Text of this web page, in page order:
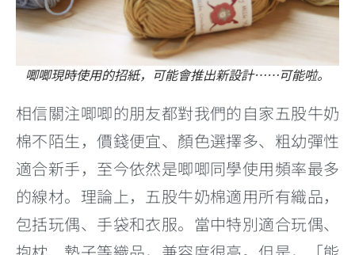
唧唧現時使用的招紙，可能會推出新設計……可能啦。
相信關注唧唧的朋友都對我們的自家五股牛奶
棉不陌生，價錢便宜、顏色選擇多、粗幼彈性
適合新手，至今依然是唧唧同學使用頻率最多
的線材。理論上，五股牛奶棉適用所有織品，
包括玩偶、手袋和衣服。當中特別適合玩偶、